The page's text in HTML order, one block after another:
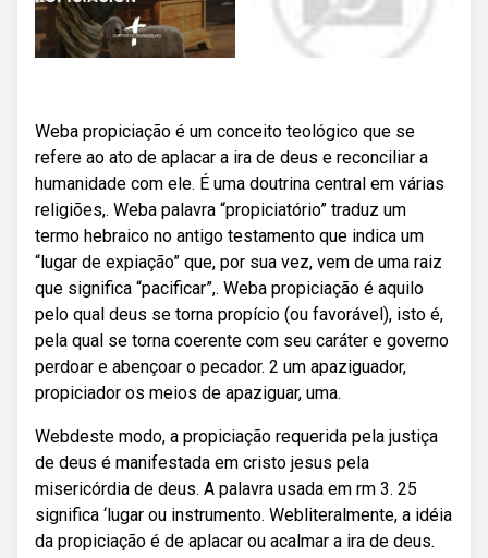
Weba propiciação é um conceito teológico que se
refere ao ato de aplacar a ira de deus e reconciliar a
humanidade com ele. É uma doutrina central em várias
religiões,. Weba palavra “propiciatório” traduz um
termo hebraico no antigo testamento que indica um
“lugar de expiação” que, por sua vez, vem de uma raiz
que significa “pacificar”,. Weba propiciação é aquilo
pelo qual deus se torna propício (ou favorável), isto é,
pela qual se torna coerente com seu caráter e governo
perdoar e abençoar o pecador. 2 um apaziguador,
propiciador os meios de apaziguar, uma.
Webdeste modo, a propiciação requerida pela justiça
de deus é manifestada em cristo jesus pela
misericórdia de deus. A palavra usada em rm 3. 25
significa ‘lugar ou instrumento. Webliteralmente, a idéia
da propiciação é de aplacar ou acalmar a ira de deus.